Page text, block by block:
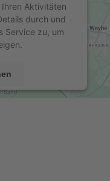
Aktivitäten
durch und
Service zu, um